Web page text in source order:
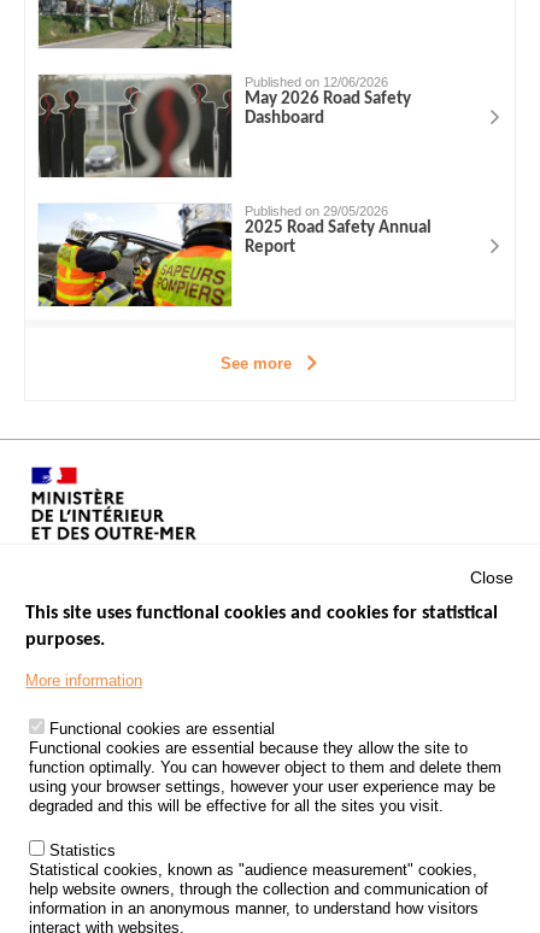
Published on 12/06/2026
May 2026 Road Safety
Dashboard
Published on 29/05/2026
2025 Road Safety Annual
Report
See more
Footer
PROCESSING OF PERSONAL DATA FROM ROAD ACCIDENTS
KNOWLEDGE CENTRE
CALL FOR RESEARCH PROJECTS
ROAD SAFETY POLICY
Outils
EVENTS
Close
This site uses functional cookies and cookies for statistical
purposes.
More information
Functional cookies are essential
Functional cookies are essential because they allow the site to
function optimally. You can however object to them and delete them
using your browser settings, however your user experience may be
degraded and this will be effective for all the sites you visit.
Statistics
Statistical cookies, known as "audience measurement" cookies,
help website owners, through the collection and communication of
information in an anonymous manner, to understand how visitors
interact with websites.